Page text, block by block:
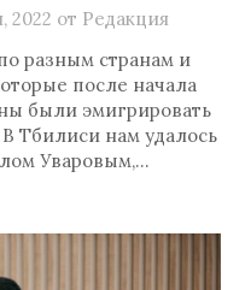
2022 от Редакция
разным странам и
после начала
были эмигрировать
Тбилиси нам удалось
Уваровым,…